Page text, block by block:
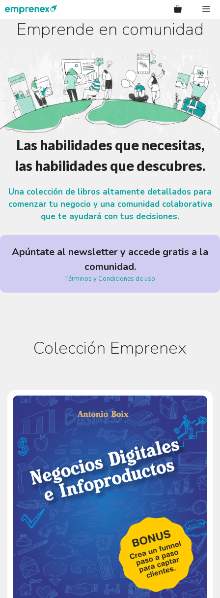
Saltar
contenidoEmprende en comunidad
Las habilidades que necesitas,
las habilidades que descubres.
Una colección de libros altamente detallados para
comenzar tu negocio y una comunidad colaborativa
que te ayudará con tus decisiones.
Apúntate al newslettery accede gratis a la
comunidad.
Términos y Condiciones de uso
Colección Emprenex